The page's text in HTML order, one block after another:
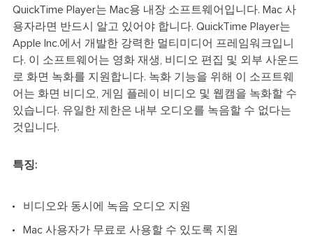
QuickTime Player는 Mac용 내장 소프트웨어입니다. Mac 사
용자라면 반드시 알고 있어야 합니다. QuickTime Player는
Apple Inc.에서 개발한 강력한 멀티미디어 프레임워크입니
다. 이 소프트웨어는 영화 재생, 비디오 편집 및 외부 사운드
로 화면 녹화를 지원합니다. 녹화 기능을 위해 이 소프트웨
어는 화면 비디오, 게임 플레이 비디오 및 웹캠을 녹화할 수
있습니다. 유일한 제한은 내부 오디오를 녹음할 수 없다는
것입니다.
특징:
비디오와 동시에 녹음 오디오 지원
Mac 사용자가 무료로 사용할 수 있도록 지원